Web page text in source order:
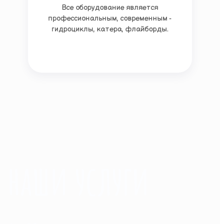
Все оборудование является
профессиональным, современным -
гидроциклы, катера, флайборды.